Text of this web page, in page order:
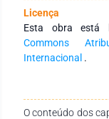
Licença
Esta obra está
Commons
Internacional .
O conteúdo dos